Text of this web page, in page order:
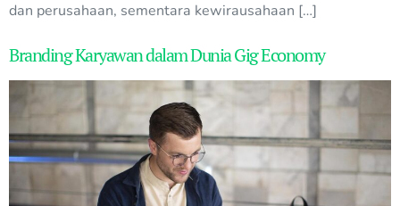
dan perusahaan, sementara kewirausahaan […]
Branding Karyawan dalam Dunia Gig Economy